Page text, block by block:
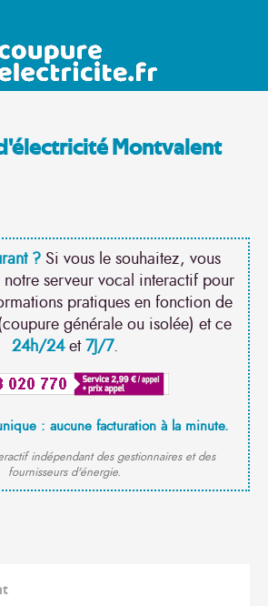
Montvalent
?Si vous le souhaitez, vous
serveur vocal interactif pour
pratiques en fonction de
générale ou isolée) et ce
24h/24et7J/7.
: aucune facturation à la minute.
indépendant des gestionnaires et des
fournisseurs d'énergie.